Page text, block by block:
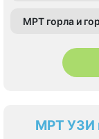
МРТ горла и
МРТ УЗИ